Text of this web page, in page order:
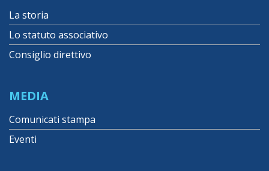
La storia
Lo statuto associativo
Consiglio direttivo
MEDIA
Comunicati stampa
Eventi